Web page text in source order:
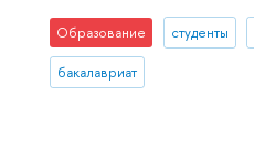
Образование студенты
бакалавриат